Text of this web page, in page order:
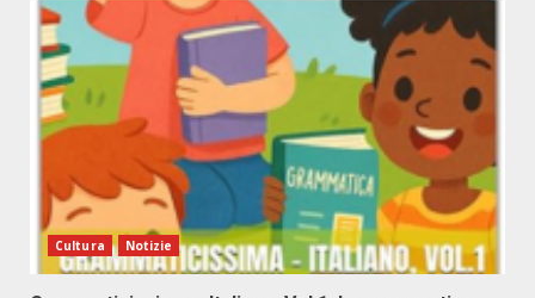
Cultura Notizie